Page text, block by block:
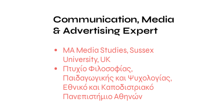
Communication, Media
& Advertising Expert
MA Media Studies, Sussex
University, UK
Πτυχίο Φιλοσοφίας,
Παιδαγωγικής και Ψυχολογίας,
Εθνικό και Καποδιστριακό
Πανεπιστήμιο Αθηνών